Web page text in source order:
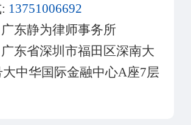
13751006692
广东静为律师事务所
广东省深圳市福田区深南大
大中华国际金融中心A座7层